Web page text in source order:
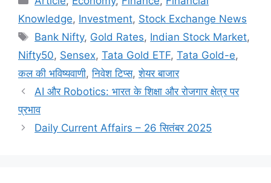
e
b
o
o
k
o
d
o
n
l
e
Knowledge, Investment, Stock Exchange News
Bank Nifty, Gold Rates, Indian Stock Market,
Nifty50, Sensex, Tata Gold ETF, Tata Gold-e,
कल की भविष्यवाणी,निवेश टिप्स,शेयर बाजार
AI और Robotics: भारत के शिक्षा और रोजगार क्षेत्र पर
प्रभाव
Daily Current Affairs – 26 सितंबर 2025